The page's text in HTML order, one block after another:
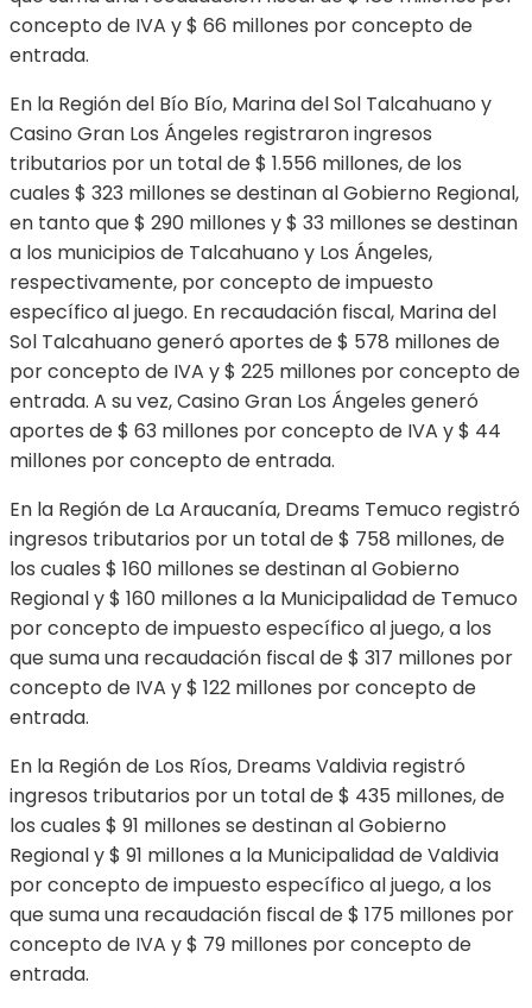
concepto de IVA y $ 66 millones por concepto de
entrada.
En la Región del Bío Bío, Marina del Sol Talcahuano y
Casino Gran Los Ángeles registraron ingresos
tributarios por un total de $ 1.556 millones, de los
cuales $ 323 millones se destinan al Gobierno Regional,
en tanto que $ 290 millones y $ 33 millones se destinan
a los municipios de Talcahuano y Los Ángeles,
respectivamente, por concepto de impuesto
específico al juego. En recaudación fiscal, Marina del
Sol Talcahuano generó aportes de $ 578 millones de
por concepto de IVA y $ 225 millones por concepto de
entrada. A su vez, Casino Gran Los Ángeles generó
aportes de $ 63 millones por concepto de IVA y $ 44
millones por concepto de entrada.
En la Región de La Araucanía, Dreams Temuco registró
ingresos tributarios por un total de $ 758 millones, de
los cuales $ 160 millones se destinan al Gobierno
Regional y $ 160 millones a la Municipalidad de Temuco
por concepto de impuesto específico al juego, a los
que suma una recaudación fiscal de $ 317 millones por
concepto de IVA y $ 122 millones por concepto de
entrada.
En la Región de Los Ríos, Dreams Valdivia registró
ingresos tributarios por un total de $ 435 millones, de
los cuales $ 91 millones se destinan al Gobierno
Regional y $ 91 millones a la Municipalidad de Valdivia
por concepto de impuesto específico al juego, a los
que suma una recaudación fiscal de $ 175 millones por
concepto de IVA y $ 79 millones por concepto de
entrada.